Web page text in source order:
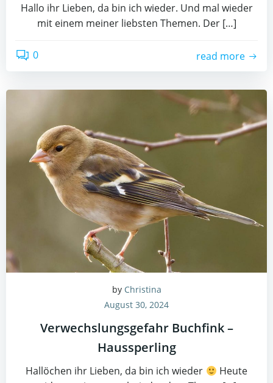
Hallo ihr Lieben, da bin ich wieder. Und mal wieder
mit einem meiner liebsten Themen. Der […]
0 read more
by Christina
August 30, 2024
Verwechslungsgefahr Buchfink –
Haussperling
Hallöchen ihr Lieben, da bin ich wieder
Heute